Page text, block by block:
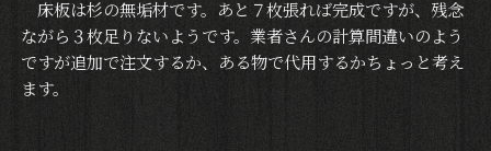
床板は杉の無垢材です。あと７枚張れば完成ですが、残念
ながら３枚足りないようです。業者さんの計算間違いのよう
ですが追加で注文するか、ある物で代用するかちょっと考え
ます。